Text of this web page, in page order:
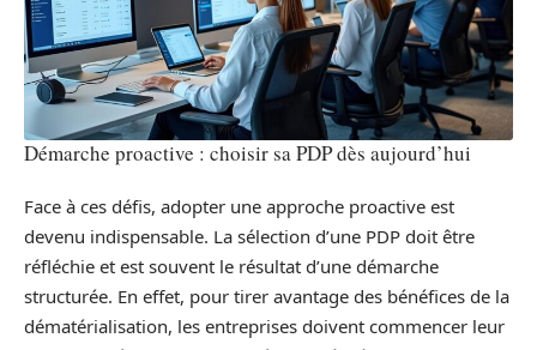
Démarche proactive : choisir sa PDP dès aujourd’hui
Face à ces défis, adopter une approche proactive est
devenu indispensable. La sélection d’une PDP doit être
réfléchie et est souvent le résultat d’une démarche
structurée. En effet, pour tirer avantage des bénéfices de la
dématérialisation, les entreprises doivent commencer leur